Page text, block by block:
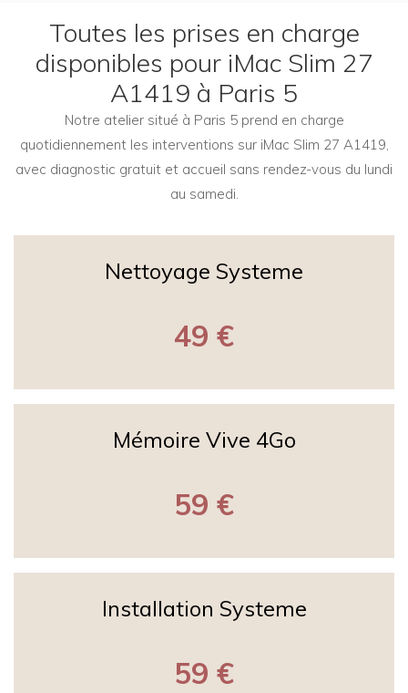
Toutes les prises en charge
disponibles pour iMac Slim 27
A1419 à Paris 5
Notre atelier situé à Paris 5 prend en charge
quotidiennement les interventions sur iMac Slim 27 A1419,
avec diagnostic gratuit et accueil sans rendez-vous du lundi
au samedi.
Nettoyage Systeme
49 €
Mémoire Vive 4Go
59 €
Installation Systeme
59 €